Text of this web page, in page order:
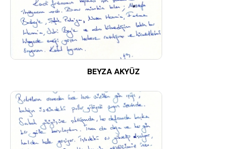
BEYZA AKYÜZ